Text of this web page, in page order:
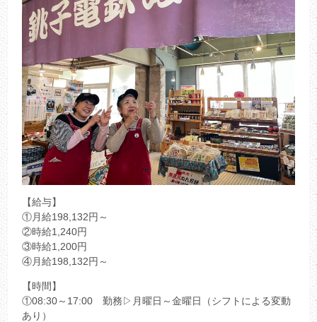
【給与】
①月給198,132円～
②時給1,240円
③時給1,200円
④月給198,132円～
【時間】
①08:30～17:00 勤務▷月曜日～金曜日（シフトによる変動
あり）